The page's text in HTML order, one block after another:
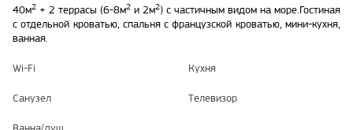
40м2 + 2 террасы (6-8м2 и 2м2) с частичным видом на море.Гостиная
с отдельной кроватью, спальня с французской кроватью, мини-кухня,
ванная.
Wi-Fi Кухня
Санузел Телевизор